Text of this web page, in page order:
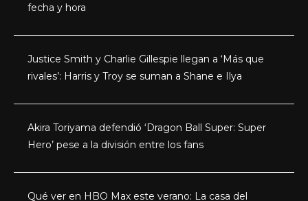
fecha y hora
Justice Smith y Charlie Gillespie llegan a ‘Más que
rivales’: Harris y Troy se suman a Shane e Ilya
Akira Toriyama defendió ‘Dragon Ball Super: Super
Hero’ pese a la división entre los fans
Qué ver en HBO Max este verano: La casa del